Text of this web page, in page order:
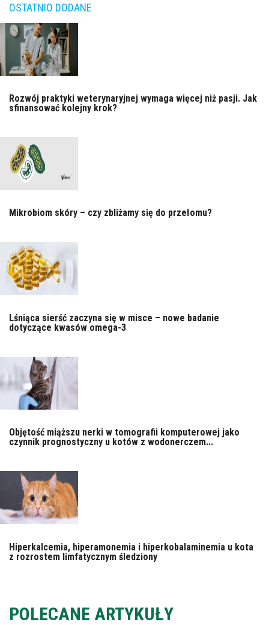
OSTATNIO DODANE
Rozwój praktyki weterynaryjnej wymaga więcej niż pasji. Jak
sfinansować kolejny krok?
Mikrobiom skóry – czy zbliżamy się do przełomu?
Lśniąca sierść zaczyna się w misce – nowe badanie
dotyczące kwasów omega-3
Objętość miąższu nerki w tomografii komputerowej jako
czynnik prognostyczny u kotów z wodonerczem...
Hiperkalcemia, hiperamonemia i hiperkobalaminemia u kota
z rozrostem limfatycznym śledziony
POLECANE ARTYKUŁY